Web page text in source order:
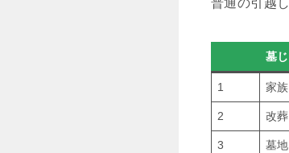
普通の引越
墓
1 家
2 改
3 墓